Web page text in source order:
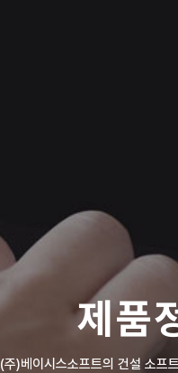
제품
(주)베이시스소프트의 건설 소프